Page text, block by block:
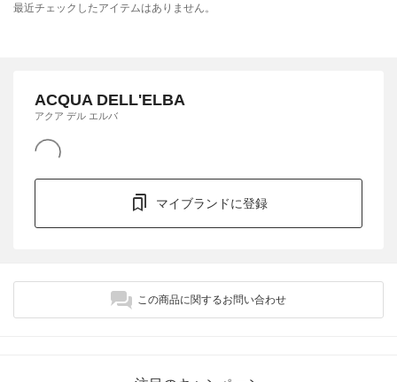
最近チェックしたアイテムはありません。
ACQUA DELL'ELBA
アクア デル エルバ
マイブランドに登録
この商品に関するお問い合わせ